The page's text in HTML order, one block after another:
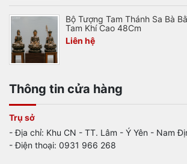
Bộ Tượng Tam Thánh Sa Bà
Tam Khí Cao 48Cm
Liên hệ
Thông tin cửa hàng
Trụ sở
- Địa chỉ: Khu CN - TT. Lâm - Ý Yên - Nam
- Điện thoại: 0931 966 268